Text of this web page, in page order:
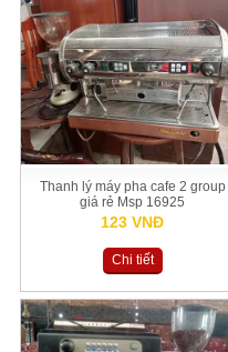
Thanh lý máy pha cafe 2 group
giá rẻ Msp 16925
123 VNĐ
Chi tiết